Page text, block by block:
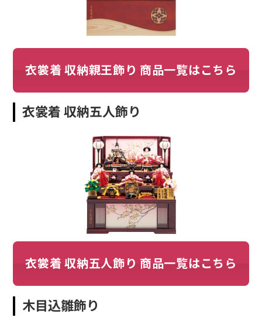
衣裳着 収納親王飾り 商品一覧はこちら
衣裳着 収納五人飾り
衣裳着 収納五人飾り 商品一覧はこちら
木目込雛飾り